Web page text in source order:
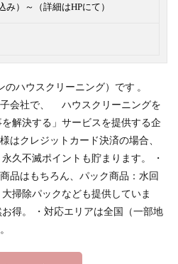
み）～（詳細はHPにて）
ハウスクリーニング）です 。
子会社で、 ハウスクリーニングを
解決する」サービスを提供する企
はクレジットカード決済の場合、
久不滅ポイントも貯まります。 ・
品はもちろん、パック商品：水回
掃除パックなども提供していま
得。 ・対応エリアは全国（一部地